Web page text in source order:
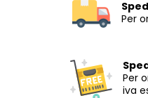
Per
Per
iva